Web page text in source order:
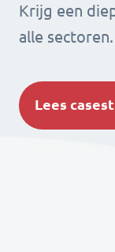
Krijg een
alle sectoren.
Lees